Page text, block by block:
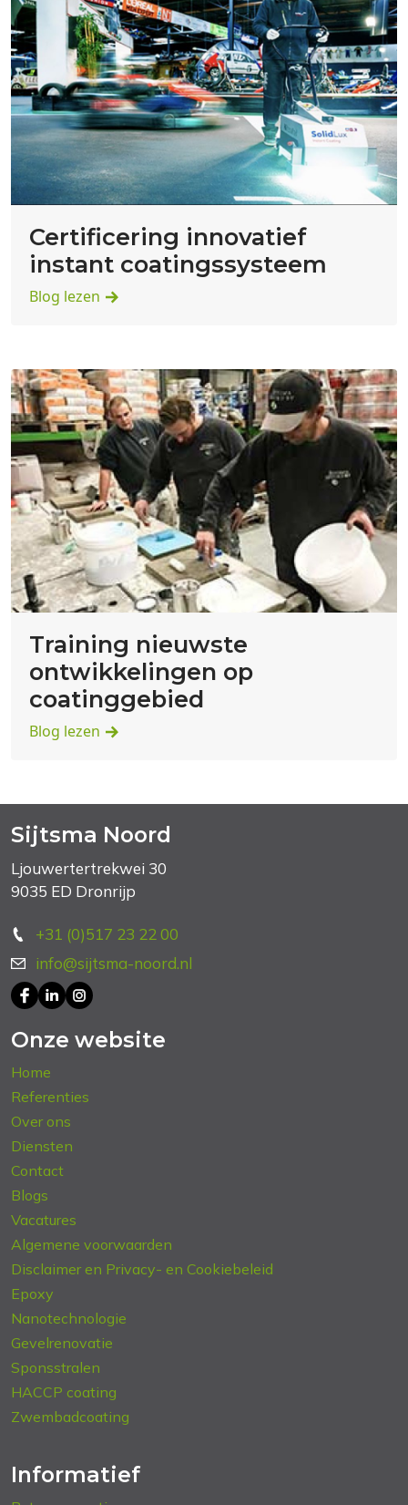
Certificering innovatief
instant coatingssysteem
Blog lezen
Training nieuwste
ontwikkelingen op
coatinggebied
Blog lezen
Sijtsma Noord
Ljouwertertrekwei 30
9035 ED Dronrijp
+31 (0)517 23 22 00
info@sijtsma-noord.nl
Onze website
Home
Referenties
Over ons
Diensten
Contact
Blogs
Vacatures
Algemene voorwaarden
Disclaimer en Privacy- en Cookiebeleid
Epoxy
Nanotechnologie
Gevelrenovatie
Sponsstralen
HACCP coating
Zwembadcoating
Informatief